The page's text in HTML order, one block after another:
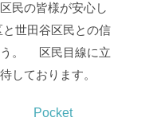
民の皆様が安心し
世田谷区民との信
。
区民目線に立
しております。
Pocket